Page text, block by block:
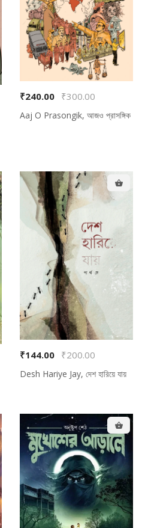
₹240.00 ₹300.00
Aaj O Prasongik, আজও প্রাসঙ্গিক
₹144.00 ₹200.00
Desh Hariye Jay, দেশ হারিয়ে যায়